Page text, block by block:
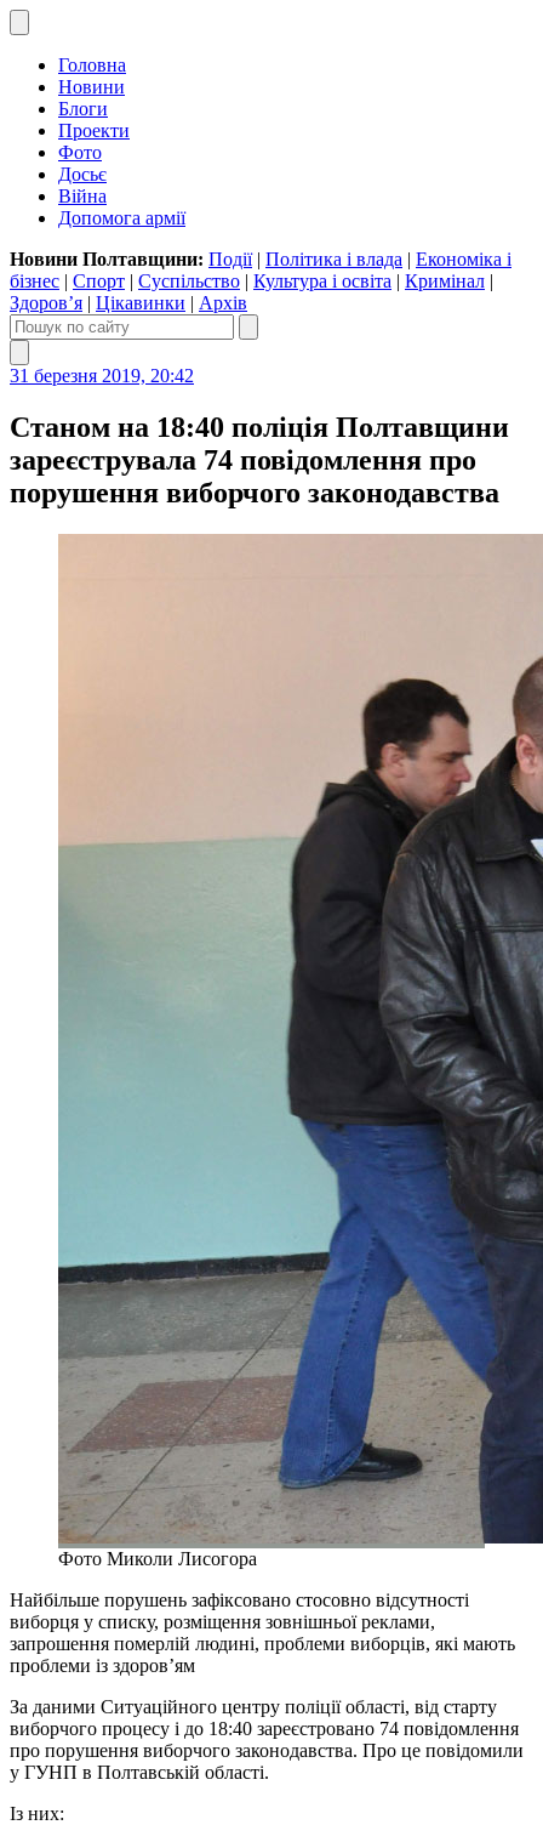
Головна
Новини
Блоги
Проекти
Фото
Досьє
Війна
Допомога армії
Новини Полтавщини: Події| Політика і влада | Економіка і
бізнес | Спорт | Суспільство | Культура і освіта | Кримінал |
Здоров’я | Цікавинки | Архів
31 березня 2019, 20:42
Станом на 18:40 поліція Полтавщини
зареєструвала 74 повідомлення про
порушення виборчого законодавства
Фото Миколи Лисогора
Найбільше порушень зафіксовано стосовно відсутності
виборця у списку, розміщення зовнішньої реклами,
запрошення померлій людині, проблеми виборців, які мають
проблеми із здоров’ям
За даними Ситуаційного центру поліції області, від старту
виборчого процесу і до 18:40 зареєстровано 74 повідомлення
про порушення виборчого законодавства. Про це повідомили
у ГУНП в Полтавській області.
Із них: